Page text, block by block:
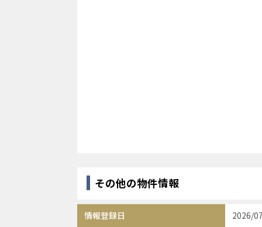
その他の物件情報
情報登録日 2026/